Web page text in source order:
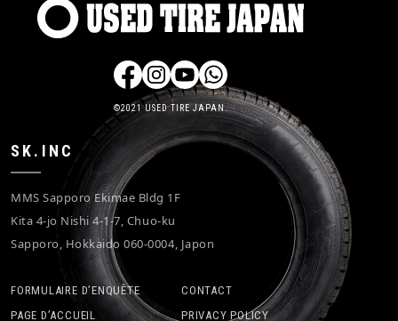
SK.INC
MMS Sapporo Ekimae Bldg 1F
Kita 4-jo Nishi 4-1-7, Chuo-ku
Sapporo, Hokkaido 060-0004, Japon
©2021 USED TIRE JAPAN.
FORMULAIRE D’ENQUÊTE
PAGE D’ACCUEIL
CONTACT
PRIVACY POLICY